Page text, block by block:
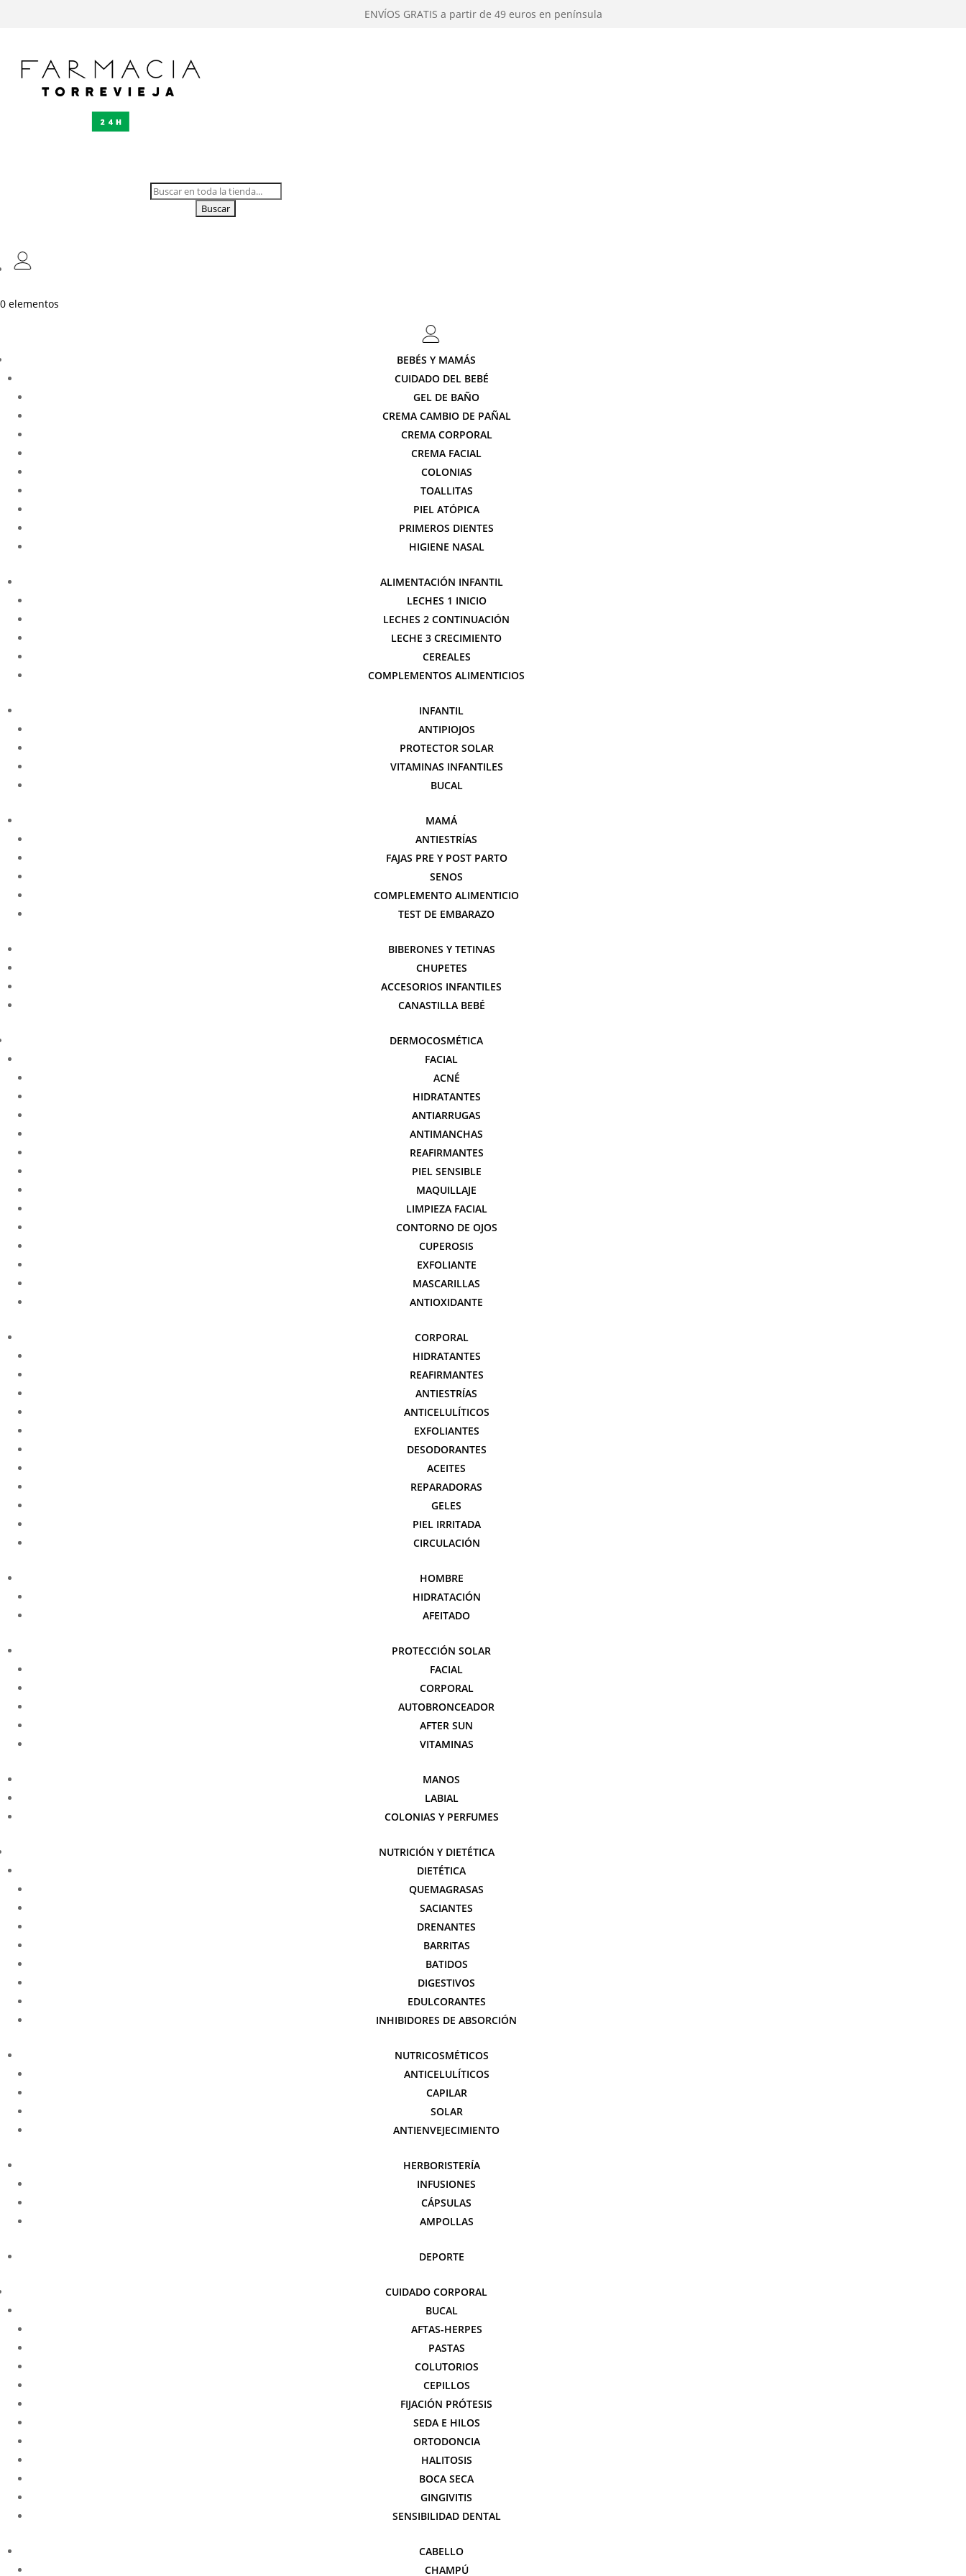
ENVÍOS GRATIS a partir de 49 euros en península
Buscar:
0 elementos
BEBÉS Y MAMÁS
CUIDADO DEL BEBÉ
GEL DE BAÑO
CREMA CAMBIO DE PAÑAL
CREMA CORPORAL
CREMA FACIAL
COLONIAS
TOALLITAS
PIEL ATÓPICA
PRIMEROS DIENTES
HIGIENE NASAL
ALIMENTACIÓN INFANTIL
LECHES 1 INICIO
LECHES 2 CONTINUACIÓN
LECHE 3 CRECIMIENTO
CEREALES
COMPLEMENTOS ALIMENTICIOS
INFANTIL
ANTIPIOJOS
PROTECTOR SOLAR
VITAMINAS INFANTILES
BUCAL
MAMÁ
ANTIESTRÍAS
FAJAS PRE Y POST PARTO
SENOS
COMPLEMENTO ALIMENTICIO
TEST DE EMBARAZO
BIBERONES Y TETINAS
CHUPETES
ACCESORIOS INFANTILES
CANASTILLA BEBÉ
DERMOCOSMÉTICA
FACIAL
ACNÉ
HIDRATANTES
ANTIARRUGAS
ANTIMANCHAS
REAFIRMANTES
PIEL SENSIBLE
MAQUILLAJE
LIMPIEZA FACIAL
CONTORNO DE OJOS
CUPEROSIS
EXFOLIANTE
MASCARILLAS
ANTIOXIDANTE
CORPORAL
HIDRATANTES
REAFIRMANTES
ANTIESTRÍAS
ANTICELULÍTICOS
EXFOLIANTES
DESODORANTES
ACEITES
REPARADORAS
GELES
PIEL IRRITADA
CIRCULACIÓN
HOMBRE
HIDRATACIÓN
AFEITADO
PROTECCIÓN SOLAR
FACIAL
CORPORAL
AUTOBRONCEADOR
AFTER SUN
VITAMINAS
MANOS
LABIAL
COLONIAS Y PERFUMES
NUTRICIÓN Y DIETÉTICA
DIETÉTICA
QUEMAGRASAS
SACIANTES
DRENANTES
BARRITAS
BATIDOS
DIGESTIVOS
EDULCORANTES
INHIBIDORES DE ABSORCIÓN
NUTRICOSMÉTICOS
ANTICELULÍTICOS
CAPILAR
SOLAR
ANTIENVEJECIMIENTO
HERBORISTERÍA
INFUSIONES
CÁPSULAS
AMPOLLAS
DEPORTE
CUIDADO CORPORAL
BUCAL
AFTAS-HERPES
PASTAS
COLUTORIOS
CEPILLOS
FIJACIÓN PRÓTESIS
SEDA E HILOS
ORTODONCIA
HALITOSIS
BOCA SECA
GINGIVITIS
SENSIBILIDAD DENTAL
CABELLO
CHAMPÚ